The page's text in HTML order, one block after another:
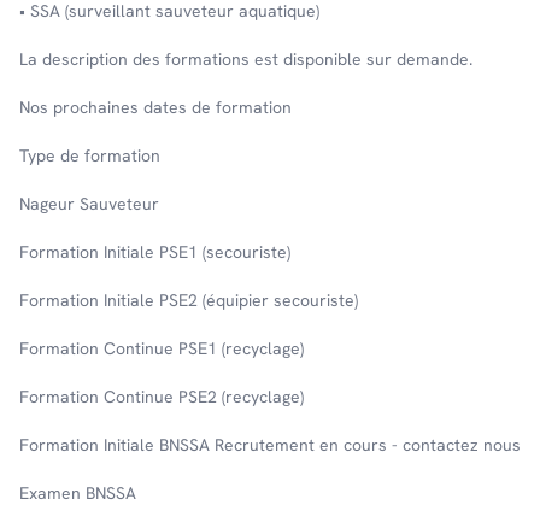
• SSA (surveillant sauveteur aquatique)
La description des formations est disponible sur demande.
Nos prochaines dates de formation
Type de formation
Nageur Sauveteur
Formation Initiale PSE1 (secouriste)
Formation Initiale PSE2 (équipier secouriste)
Formation Continue PSE1 (recyclage)
Formation Continue PSE2 (recyclage)
Formation Initiale BNSSA Recrutement en cours - contactez nous
Examen BNSSA